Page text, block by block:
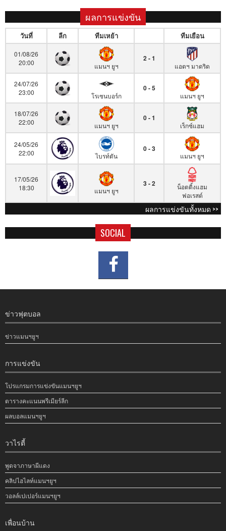
ผลการแข่งขัน
วันที่ ลีก ทีมเหย้า ทีมเยือน
01/08/26
20:00
แมนฯ ยูฯ
2 - 1
แอตฯ มาดริด
24/07/26
23:00
โรเซนบอร์ก
0 - 5
แมนฯ ยูฯ
18/07/26
22:00
แมนฯ ยูฯ
0 - 1
เร็กซ์แฮม
24/05/26
22:00
ไบรท์ตัน
0 - 3
แมนฯ ยูฯ
17/05/26
18:30
แมนฯ ยูฯ
3 - 2
น็อตติ้งแฮม
ฟอเรสต์
ผลการแข่งขันทั้งหมด >>
SOCIAL
ข่าวฟุตบอล
ข่าวแมนฯยูฯ
การแข่งขัน
โปรแกรมการแข่งขันแมนฯยูฯ
ตารางคะแนนพรีเมียร์ลีก
ผลบอลแมนฯยูฯ
วาไรตี้
พูดจาภาษาผีแดง
คลิปไฮไลท์แมนฯยูฯ
วอลล์เปเปอร์แมนฯยูฯ
เพื่อนบ้าน